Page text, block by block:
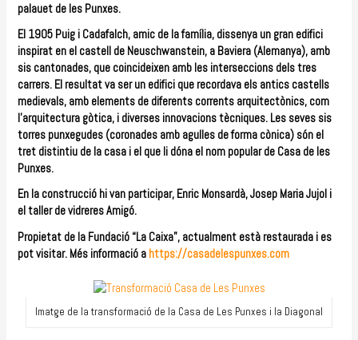
palauet de les Punxes.
El 1905 Puig i Cadafalch, amic de la família, dissenya un gran edifici
inspirat en el castell de Neuschwanstein, a Baviera (Alemanya), amb
sis cantonades, que coincideixen amb les interseccions dels tres
carrers. El resultat va ser un edifici que recordava els antics castells
medievals, amb elements de diferents corrents arquitectònics, com
l’arquitectura gòtica, i diverses innovacions tècniques. Les seves sis
torres punxegudes (coronades amb agulles de forma cònica) són el
tret distintiu de la casa i el que li dóna el nom popular de Casa de les
Punxes.
En la construcció hi van participar, Enric Monsardà, Josep Maria Jujol i
el taller de vidreres Amigó.
Propietat de la Fundació “La Caixa”, actualment està restaurada i es
pot visitar. Més informació a https://casadelespunxes.com
Imatge de la transformació de la Casa de Les Punxes i la Diagonal